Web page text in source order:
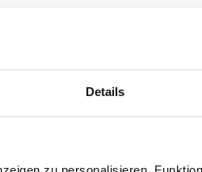
Details
Schafen.